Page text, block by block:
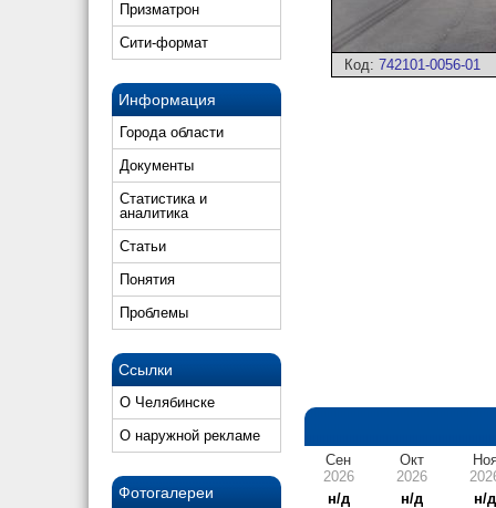
Призматрон
Сити-формат
Информация
Города области
Документы
Статистика и
аналитика
Статьи
Понятия
Проблемы
Ссылки
О Челябинске
О наружной рекламе
Фотогалереи
Код: 742101-0056-01
Сен
2026
н/д
Окт
2026
н/д
н/д